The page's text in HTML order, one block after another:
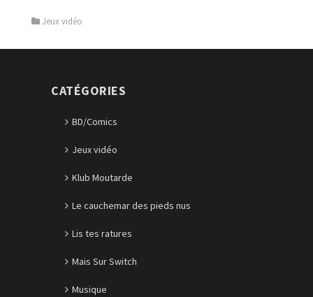
Jeux vidéo
CATÉGORIES
BD/Comics
Jeux vidéo
Klub Moutarde
Le cauchemar des pieds nus
Lis tes ratures
Mais Sur Switch
Musique